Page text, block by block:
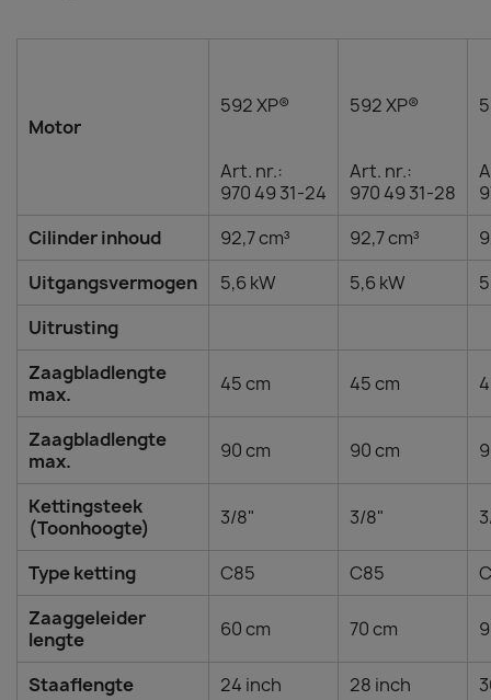
Motor
592 XP®
Art. nr.:
970 49 31‑24
592 XP®
Art. nr.:
970 49 31‑28
Cilinder inhoud
92,7 cm³ 92,7 cm³
Uitgangsvermogen
5,6 kW 5,6 kW
Uitrusting
Zaagbladlengte
max.
45 cm 45 cm
Zaagbladlengte
max.
90 cm 90 cm
Kettingsteek
(Toonhoogte)
3/8" 3/8"
Type ketting C85 C85
Zaaggeleider
lengte
60 cm 70 cm
Staaflengte 24 inch 28 inch